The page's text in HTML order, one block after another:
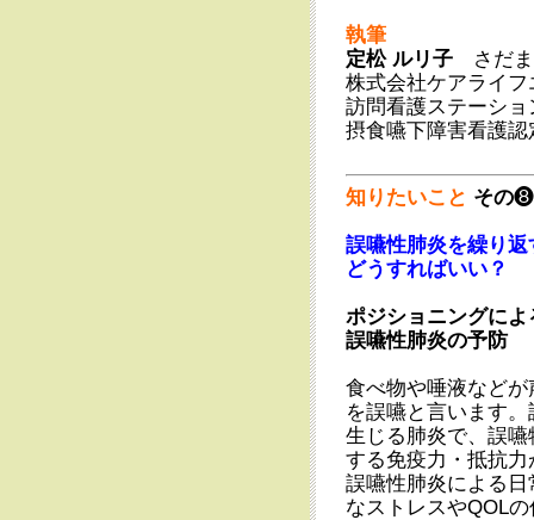
執筆
定松 ルリ子 さだ
株式会社ケアライフ
訪問看護ステーショ
摂食嚥下障害看護認
知りたいこと その❽
誤嚥性肺炎を繰り
どうすればいい？
ポジショニングによ
誤嚥性肺炎の予防
食べ物や唾液など
を誤嚥と言います
生じる肺炎で、誤
する免疫力・抵抗
誤嚥性肺炎による
なストレスやQOL